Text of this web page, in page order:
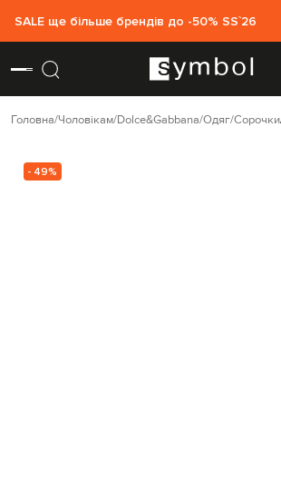
SALE ще більше брендів до -50% SS`26
Головна Чоловікам Dolce&Gabbana Одяг Сорочки
- 49%